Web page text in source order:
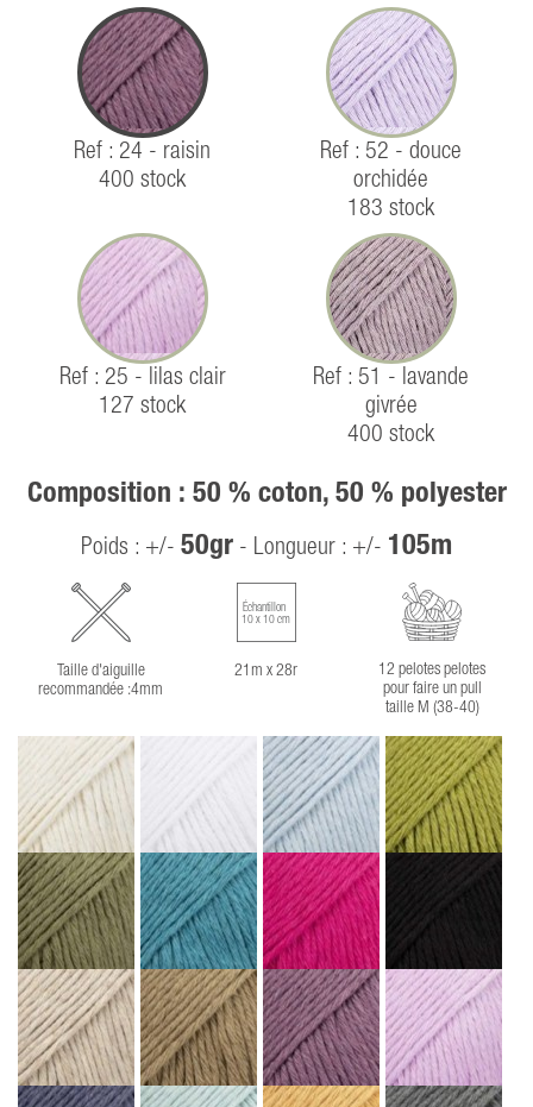
Ref : 24 - raisin
400 stock
Ref : 52 - douce
orchidée
183 stock
Ref : 25 - lilas clair
127 stock
Ref : 51 - lavande
givrée
400 stock
Composition : 50 % coton, 50 % polyester
Poids : +/- 50gr - Longueur : +/- 105m
Taille d'aiguille
recommandée :4mm
Échantillon
10 x 10 cm
21m x 28r
12 pelotes pelotes
pour faire un pull
taille M (38-40)